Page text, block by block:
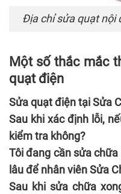
Địa chỉ sửa quạt nội
Một số thắc mắc
quạt điện
Sửa quạt điện tại Sửa
Sau khi xác định lỗi,
kiểm tra không?
Tôi đang cần sửa
lâu để nhân viên Sửa
Sau khi sửa chữa